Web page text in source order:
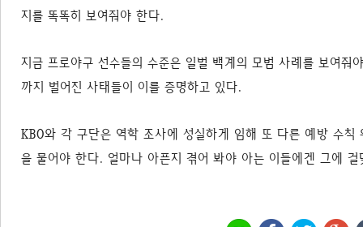
지를 똑똑히 보여줘야 한다.
지금 프로야구 선수들의 수준은 일벌 백계의 모범 사례를 보여
까지 벌어진 사태들이 이를 증명하고 있다.
KBO와 각 구단은 역학 조사에 성실하게 임해 또 다른 예방 수
을 물어야 한다. 얼마나 아픈지 겪어 봐야 아는 이들에겐 그에